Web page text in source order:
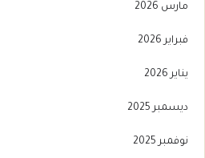
مارس 2026
فبراير 2026
يناير 2026
ديسمبر 2025
نوفمبر 2025